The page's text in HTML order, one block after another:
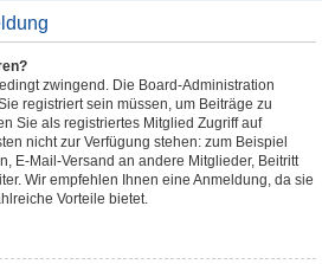
zwingend. Die Board-Administration
registriert sein müssen, um Beiträge zu
Sie als registriertes Mitglied Zugriff auf
nicht zur Verfügung stehen: zum Beispiel
E-Mail-Versand an andere Mitglieder, Beitritt
Wir empfehlen Ihnen eine Anmeldung, da sie
Vorteile bietet.